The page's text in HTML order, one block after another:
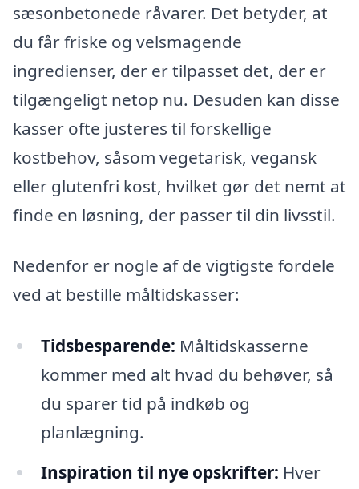
sæsonbetonede råvarer. Det betyder, at
du får friske og velsmagende
ingredienser, der er tilpasset det, der er
tilgængeligt netop nu. Desuden kan disse
kasser ofte justeres til forskellige
kostbehov, såsom vegetarisk, vegansk
eller glutenfri kost, hvilket gør det nemt at
finde en løsning, der passer til din livsstil.
Nedenfor er nogle af de vigtigste fordele
ved at bestille måltidskasser:
Tidsbesparende: Måltidskasserne
kommer med alt hvad du behøver, så
du sparer tid på indkøb og
planlægning.
Inspiration til nye opskrifter: Hver